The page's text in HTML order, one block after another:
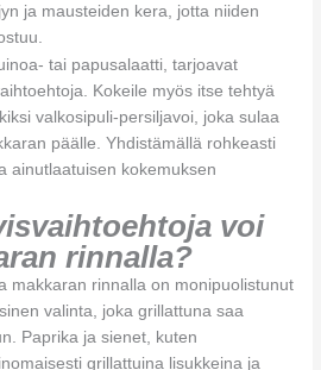
ja mausteiden kera, jotta niiden
tai papusalaatti, tarjoavat
Kokeile myös itse tehtyä
valkosipuli-persiljavoi, joka sulaa
päälle. Yhdistämällä rohkeasti
ainutlaatuisen kokemuksen
voi
rinnalla?
makkaran rinnalla on monipuolistunut
valinta, joka grillattuna saa
Paprika ja sienet, kuten
grillattuina lisukkeina ja